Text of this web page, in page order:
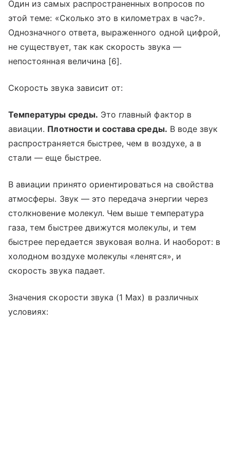
Один из самых распространенных вопросов по
этой теме: «Сколько это в километрах в час?».
Однозначного ответа, выраженного одной цифрой,
не существует, так как скорость звука —
непостоянная величина [6].
Скорость звука зависит от:
Температуры среды. Это главный фактор в
авиации. Плотности и состава среды. В воде звук
распространяется быстрее, чем в воздухе, а в
стали — еще быстрее.
В авиации принято ориентироваться на свойства
атмосферы. Звук — это передача энергии через
столкновение молекул. Чем выше температура
газа, тем быстрее движутся молекулы, и тем
быстрее передается звуковая волна. И наоборот: в
холодном воздухе молекулы «ленятся», и
скорость звука падает.
Значения скорости звука (1 Мах) в различных
условиях: